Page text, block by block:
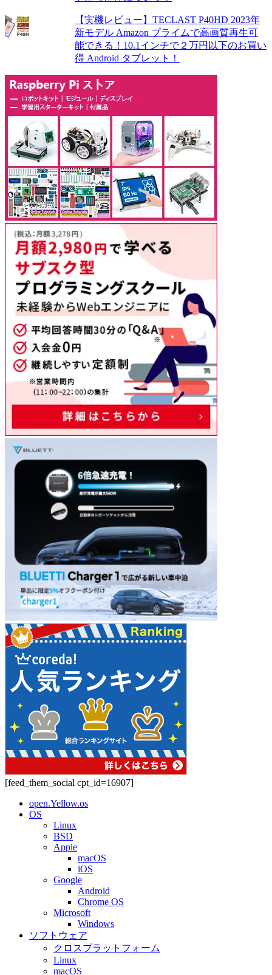
【実機レビュー】TECLAST P40HD 2023年
新モデル Amazon プライムで高画質再生可
能できる！10.1インチで２万円以下のお買い
得 Android タブレット！
[feed_them_social cpt_id=16907]
open.Yellow.os
OS
Linux
BSD
Apple
macOS
iOS
Google
Android
Chrome OS
Microsoft
Windows
ソフトウェア
クロスプラットフォーム
Linux
macOS